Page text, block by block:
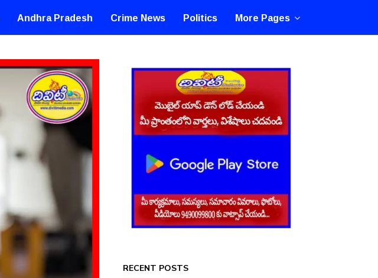
Andhra Pradesh Crime News Politics More Pages
RECENT POSTS